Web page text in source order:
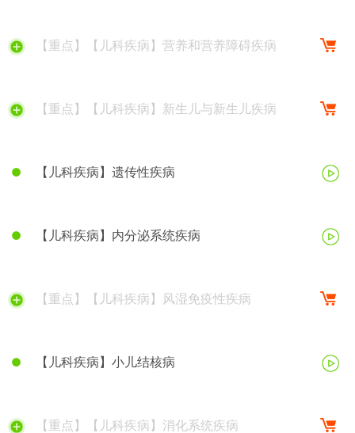
【重点】【儿科疾病】营养和营养障碍疾病
【重点】【儿科疾病】新生儿与新生儿疾病
【儿科疾病】遗传性疾病
【儿科疾病】内分泌系统疾病
【重点】【儿科疾病】风湿免疫性疾病
【儿科疾病】小儿结核病
【重点】【儿科疾病】消化系统疾病